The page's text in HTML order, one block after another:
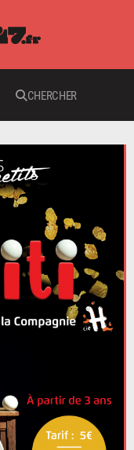
CHERCHER